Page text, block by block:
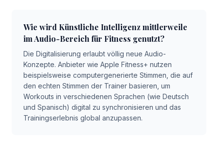
Wie wird Künstliche Intelligenz mittlerweile
im Audio-Bereich für Fitness genutzt?
Die Digitalisierung erlaubt völlig neue Audio-
Konzepte. Anbieter wie Apple Fitness+ nutzen
beispielsweise computergenerierte Stimmen, die auf
den echten Stimmen der Trainer basieren, um
Workouts in verschiedenen Sprachen (wie Deutsch
und Spanisch) digital zu synchronisieren und das
Trainingserlebnis global anzupassen.